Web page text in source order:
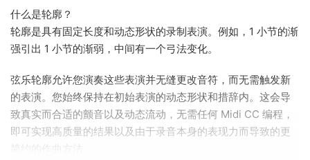
什么是轮廓？
轮廓是具有固定长度和动态形状的录制表演。例如，1 小节的渐
强引出 1 小节的渐弱，中间有一个弓法变化。
弦乐轮廓允许您演奏这些表演并无缝更改音符，而无需触发新
的表演。您始终保持在初始表演的动态形状和措辞内。这会导
致真实而合适的颤音以及动态流动，无需任何 Midi CC 编程，
即可实现高质量的结果以及由于录音本身的表现力而导致的更
简约的作曲方法。